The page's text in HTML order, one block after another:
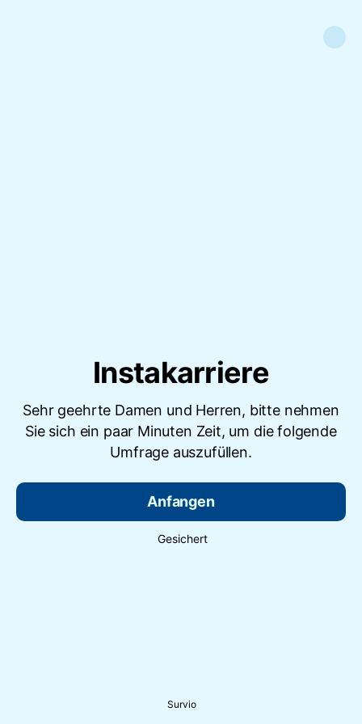
Instakarriere
Sehr geehrte Damen und Herren, bitte nehmen
Sie sich ein paar Minuten Zeit, um die folgende
Umfrage auszufüllen.
Anfangen
Gesichert
Survio